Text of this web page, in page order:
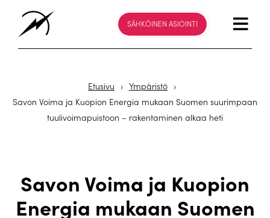
SÄHKÖINEN ASIOINTI
Etusivu › Ympäristö ›
Savon Voima ja Kuopion Energia mukaan Suomen suurimpaan
tuulivoimapuistoon – rakentaminen alkaa heti
Savon Voima ja Kuopion
Energia mukaan Suomen